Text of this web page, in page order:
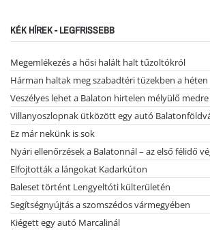
KÉK HÍREK - LEGFRISSEBB
Megemlékezés a hősi halált halt tűzoltókról
Hárman haltak meg szabadtéri tüzekben a héten
Veszélyes lehet a Balaton hirtelen mélyülő
Villanyoszlopnak ütközött egy autó
Ez már nekünk is sok
Nyári ellenőrzések a Balatonnál – az első félidő
Elfojtották a lángokat Kadarkúton
Baleset történt Lengyeltóti külterületén
Segítségnyújtás a szomszédos vármegyében
Kiégett egy autó Marcalinál